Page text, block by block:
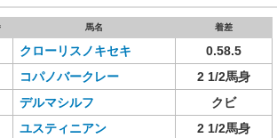
馬名 着差
クローリスノキセキ
0.58.5
コパノバークレー
2 1/2馬身
デルマシルフ
クビ
ユスティニアン
2 1/2馬身